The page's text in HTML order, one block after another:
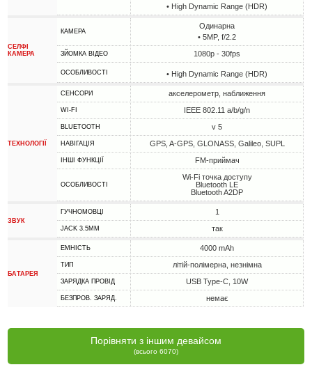
• High Dynamic Range (HDR)
СЕЛФІ
КАМЕРА
КАМЕРА
Одинарна
• 5MP, f/2.2
ЗЙОМКА ВІДЕО 1080p - 30fps
ОСОБЛИВОСТІ • High Dynamic Range (HDR)
ТЕХНОЛОГІЇ
СЕНСОРИ акселерометр, наближення
WI-FI IEEE 802.11 a/b/g/n
BLUETOOTH v 5
НАВІГАЦІЯ GPS, A-GPS, GLONASS, Galileo, SUPL
ІНШІ ФУНКЦІЇ FM-приймач
ОСОБЛИВОСТІ
Wi-Fi точка доступу
Bluetooth LE
Bluetooth A2DP
ЗВУК
ГУЧНОМОВЦІ 1
JACK 3.5MM так
БАТАРЕЯ
ЕМНІСТЬ 4000 mAh
ТИП літій-полімерна, незнімна
ЗАРЯДКА ПРОВІД USB Type-C, 10W
БЕЗПРОВ. ЗАРЯД. немає
Порівняти з іншим девайсом
(всього 6070)